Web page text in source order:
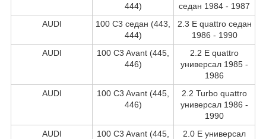
444)
седан 1984 - 1987
AUDI
100 C3 седан (443,
444)
2.3 E quattro седан
1986 - 1990
AUDI
100 C3 Avant (445,
446)
2.2 E quattro
универсал 1985 -
1986
AUDI
100 C3 Avant (445,
446)
2.2 Turbo quattro
универсал 1986 -
1990
AUDI
100 C3 Avant (445,
2.0 E универсал